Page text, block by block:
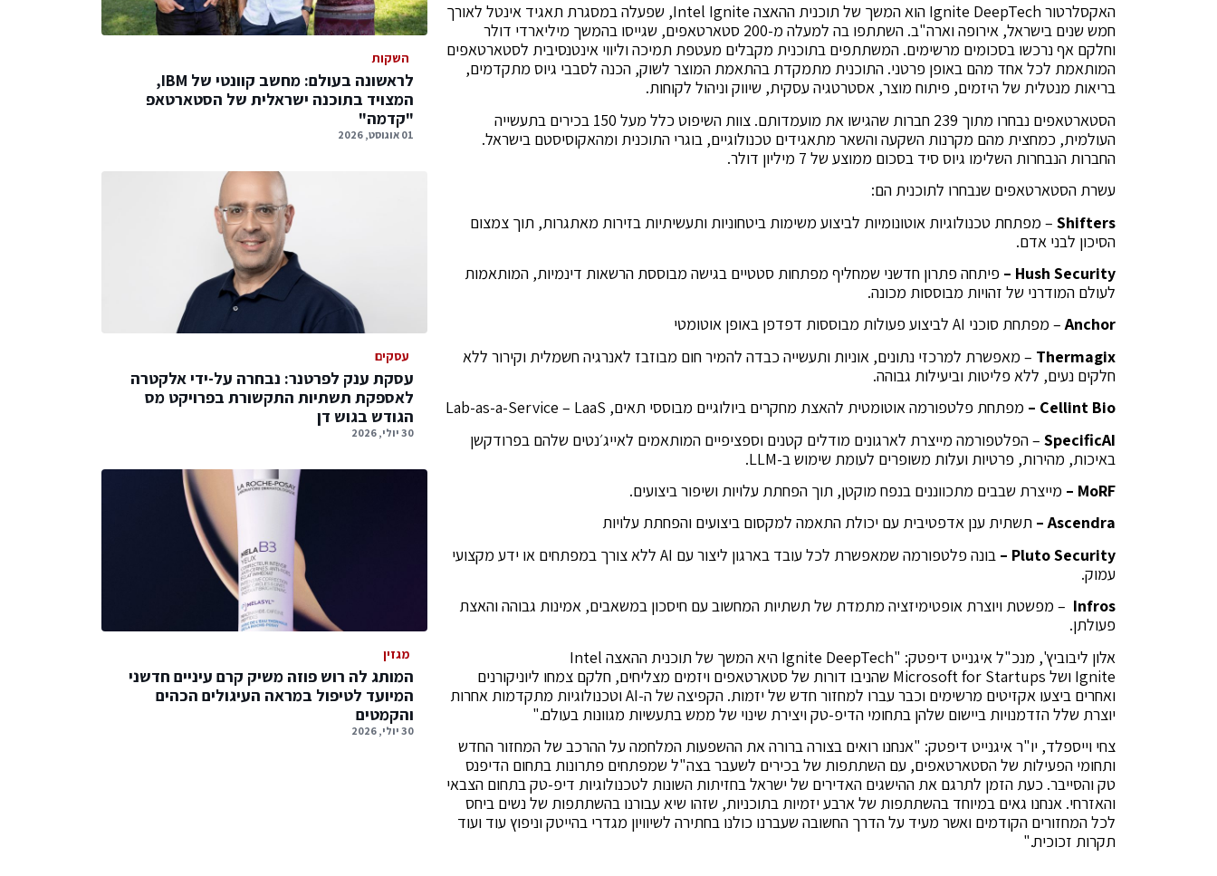
האקסלרטור Ignite DeepTech הוא המשך של תוכנית ההאצה Intel Ignite, שפעלה במסגרת תאגיד אינטל לאורך
חמש שנים בישראל, אירופה וארה"ב. השתתפו בה למעלה מ-200 סטארטאפים, שגייסו בהמשך מיליארדי דולר
וחלקם אף נרכשו בסכומים מרשימים. המשתתפים בתוכנית מקבלים מעטפת תמיכה וליווי אינטנסיבית לסטארטאפים
המותאמת לכל אחד מהם באופן פרטני. התוכנית מתמקדת בהתאמת המוצר לשוק, הכנה לסבבי גיוס מתקדמים,
בריאות מנטלית של היזמים, פיתוח מוצר, אסטרטגיה עסקית, שיווק וניהול לקוחות.
הסטארטאפים נבחרו מתוך 239 חברות שהגישו את מועמדותם. צוות השיפוט כלל מעל 150 בכירים בתעשייה
העולמית, כמחצית מהם מקרנות השקעה והשאר מתאגידים טכנולוגיים, בוגרי התוכנית ומהאקוסיסטם בישראל.
החברות הנבחרות השלימו גיוס סיד בסכום ממוצע של 7 מיליון דולר.
עשרת הסטארטאפים שנבחרו לתוכנית הם:
Shifters – מפתחת טכנולוגיות אוטונומיות לביצוע משימות ביטחוניות ותעשיתיות בזירות מאתגרות, תוך צמצום
הסיכון לבני אדם.
Hush Security
– פיתחה פתרון חדשני שמחליף מפתחות סטטיים בגישה מבוססת הרשאות דינמיות, המותאמות
לעולם המודרני של זהויות מבוססות מכונה.
Anchor– מפתחת סוכני AI לביצוע פעולות מבוססות דפדפן באופן אוטומטי
Thermagix – מאפשרת למרכזי נתונים, אוניות ותעשייה כבדה להמיר חום מבוזבז לאנרגיה חשמלית וקירור ללא
חלקים נעים, ללא פליטות וביעילות גבוהה.
Cellint Bio
– מפתחת פלטפורמה אוטומטית להאצת מחקרים ביולוגיים מבוססי תאים, Lab-as-a-Service – LaaS
SpecificAI – הפלטפורמה מייצרת לארגונים מודלים קטנים וספציפיים המותאמים לאייג׳נטים שלהם בפרודקשן
באיכות, מהירות, פרטיות ועלות משופרים לעומת שימוש ב-LLM.
MoRF
– מייצרת שבבים מתכווננים בנפח מוקטן, תוך הפחתת עלויות ושיפור ביצועים.
Ascendra
– תשתית ענן אדפטיבית עם יכולת התאמה למקסום ביצועים והפחתת עלויות
Pluto Security
–
בונה פלטפורמה שמאפשרת לכל עובד בארגון ליצור עם AI ללא צורך במפתחים או ידע מקצועי
עמוק.
Infros – מפשטת ויוצרת אופטימיזציה מתמדת של תשתיות המחשוב עם חיסכון במשאבים, אמינות גבוהה והאצת
פעולתן.
אלון ליבוביץ', מנכ"ל איגנייט דיפטק: "Ignite DeepTech היא המשך של תוכנית ההאצה Intel
Ignite ושל Microsoft for Startups שהניבו דורות של סטארטאפים ויזמים מצליחים, חלקם צמחו ליוניקורנים
ואחרים ביצעו אקזיטים מרשימים וכבר עברו למחזור חדש של יזמות. הקפיצה של ה-AI וטכנולוגיות מתקדמות אחרות
יוצרת שלל הזדמנויות ביישום שלהן בתחומי הדיפ-טק ויצירת שינוי של ממש בתעשיות מגוונות בעולם."
צחי וייספלד, יו"ר איגנייט דיפטק: "אנחנו רואים בצורה ברורה את ההשפעות המלחמה על ההרכב של המחזור החדש
ותחומי הפעילות של הסטארטאפים, עם השתתפות של בכירים לשעבר בצה"ל שמפתחים פתרונות בתחום הדיפנס
טק והסייבר. כעת הזמן לתרגם את ההישגים האדירים של ישראל בחזיתות השונות לטכנולוגיות דיפ-טק בתחום הצבאי
והאזרחי. אנחנו גאים במיוחד בהשתתפות של ארבע יזמיות בתוכניות, שזהו שיא עבורנו בהשתתפות של נשים ביחס
לכל המחזורים הקודמים ואשר מעיד על הדרך החשובה שעברנו כולנו בחתירה לשיוויון מגדרי בהייטק וניפוץ עוד ועוד
תקרות זכוכית."
השקות
לראשונה בעולם: מחשב קוונטי של IBM,
המצויד בתוכנה ישראלית של הסטארטאפ
"קדמה"
01 אוגוסט, 2026
עסקים
עסקת ענק לפרטנר: נבחרה על-ידי אלקטרה
לאספקת תשתיות התקשורת בפרויקט מס
הגודש בגוש דן
30 יולי, 2026
מגזין
המותג לה רוש פוזה משיק קרם עיניים חדשני
המיועד לטיפול במראה העיגולים הכהים
והקמטים
30 יולי, 2026